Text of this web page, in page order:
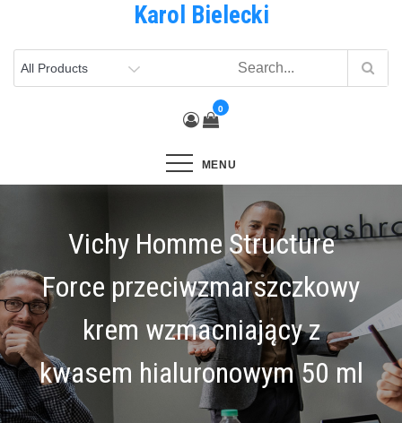
content
Karol Bielecki
0
MENU
Vichy Homme Structure
Force przeciwzmarszczkowy
krem wzmacniający z
kwasem hialuronowym 50 ml